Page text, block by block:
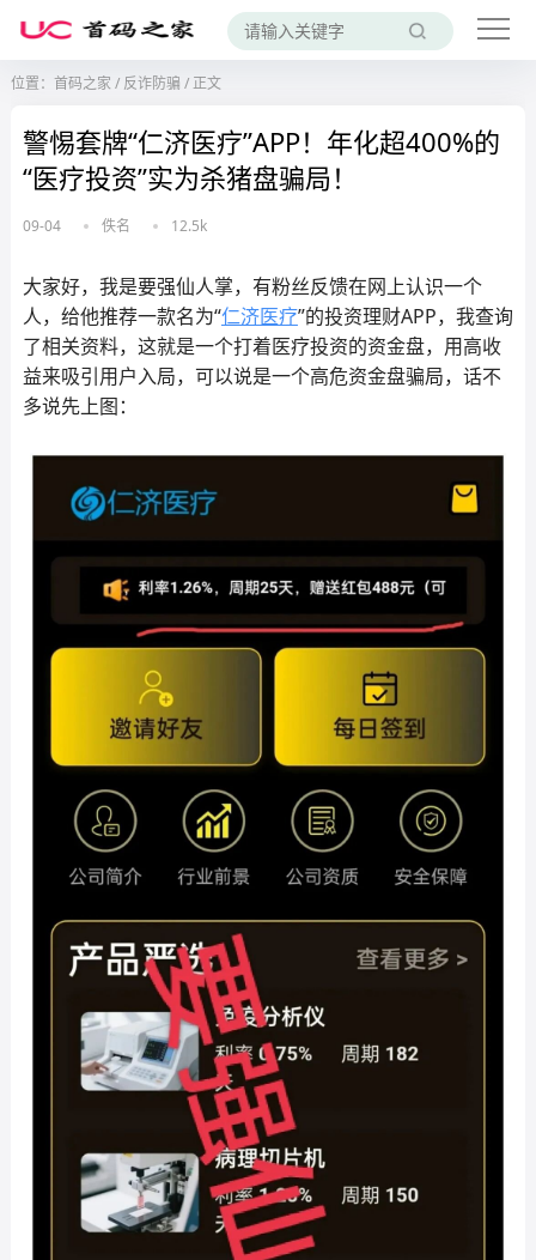
位置： 首码之家 / 反诈防骗 /正文
警惕套牌“仁济医疗”APP！年化超400%的
“医疗投资”实为杀猪盘骗局！
09-04 佚名 12.5k
大家好，我是要强仙人掌，有粉丝反馈在网上认识一个
人，给他推荐一款名为“仁济医疗”的投资理财APP，我查询
了相关资料，这就是一个打着医疗投资的资金盘，用高收
益来吸引用户入局，可以说是一个高危资金盘骗局，话不
多说先上图：